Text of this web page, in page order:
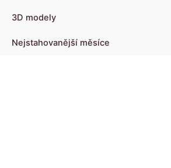
3D modely
Nejstahovanější měsíce